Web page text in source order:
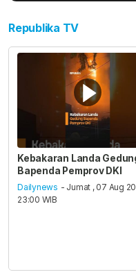
Republika TV
Kebakaran Landa
Bapenda Pemprov DKI
Dailynews - Jumat , 07 Aug
23:00 WIB